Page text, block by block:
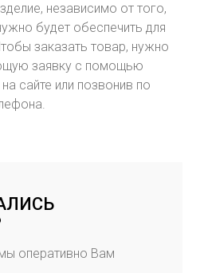
независимо от того,
будет обеспечить для
заказать товар, нужно
заявку с помощью
сайте или позвонив по
оперативно Вам